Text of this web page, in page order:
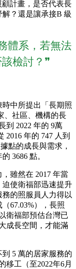
計畫，是否代表長
？還是讓承接B 級
體系，若無法
檢討？❞
中所提出「長期照
、社區、機構的長
到 2022 年的 9萬
2016 年的 747 人到
點的成長與需求，
3686 點。
雖然在 2017 年當
使衛福部迅速提升
的照服員人力得以
67.03%），長照
衛福部預估台灣已
成長空間，才能滿
5 萬的居家服務的
移工（至2022年6月